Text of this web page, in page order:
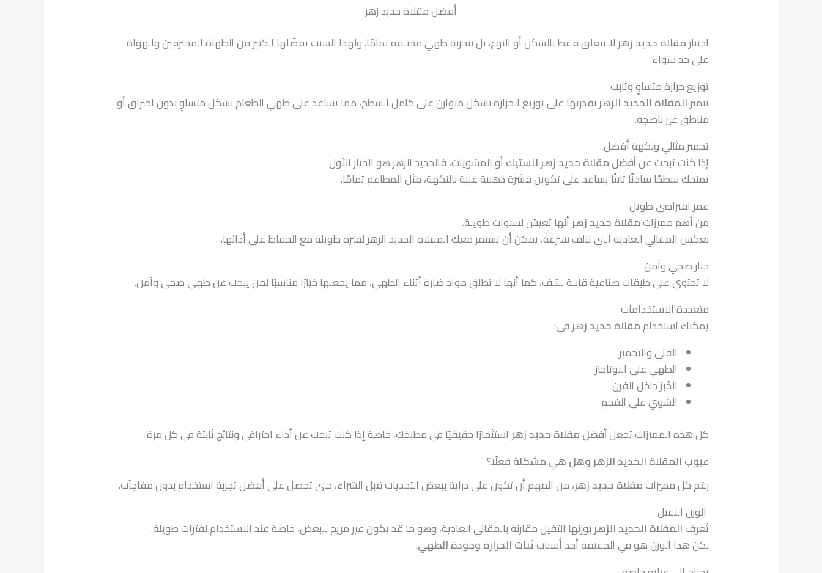
أفضل مقلاة حديد زهر
اختيارمقلاة حديد زهرلا يتعلق فقط بالشكل أو النوع، بل بتجربة طهي مختلفة تمامًا. ولهذا السبب يفضّلها الكثير من الطهاة المحترفين والهواة
على حد سواء.
توزيع حرارة متساوٍ وثابت
تتميزالمقلاة الحديد الزهربقدرتها على توزيع الحرارة بشكل متوازن على كامل السطح، مما يساعد على طهي الطعام بشكل متساوٍ بدون احتراق أو
مناطق غير ناضجة.
تحمير مثالي ونكهة أفضل
إذا كنت تبحث عنأفضل مقلاة حديد زهر للستيكأو المشويات، فالحديد الزهر هو الخيار الأول.
يمنحك سطحًا ساخنًا ثابتًا يساعد على تكوين قشرة ذهبية غنية بالنكهة، مثل المطاعم تمامًا.
عمر افتراضي طويل
من أهم مميزاتمقلاة حديد زهرأنها تعيش لسنوات طويلة.
بعكس المقالي العادية التي تتلف بسرعة، يمكن أن تستمر معك المقلاة الحديد الزهر لفترة طويلة مع الحفاظ على أدائها.
خيار صحي وآمن
لا تحتوي على طبقات صناعية قابلة للتلف، كما أنها لا تطلق مواد ضارة أثناء الطهي، مما يجعلها خيارًا مناسبًا لمن يبحث عن طهي صحي وآمن.
متعددة الاستخدامات
يمكنك استخداممقلاة حديد زهرفي:
القلي والتحمير
الطهي على البوتاجاز
الخَبز داخل الفرن
الشوي على الفحم
كل هذه المميزات تجعلأفضل مقلاة حديد زهر استثمارًا حقيقيًا في مطبخك، خاصة إذا كنت تبحث عن أداء احترافي ونتائج ثابتة في كل مرة.
عيوب المقلاة الحديد الزهر وهل هي مشكلة فعلًا؟
رغم كل مميزاتمقلاة حديد زهر، من المهم أن تكون على دراية ببعض التحديات قبل الشراء، حتى تحصل على أفضل تجربة استخدام بدون مفاجآت.
الوزن الثقيل
تُعرفالمقلاة الحديد الزهربوزنها الثقيل مقارنة بالمقالي العادية، وهو ما قد يكون غير مريح للبعض، خاصة عند الاستخدام لفترات طويلة.
لكن هذا الوزن هو في الحقيقة أحد أسبابثبات الحرارة وجودة الطهي.